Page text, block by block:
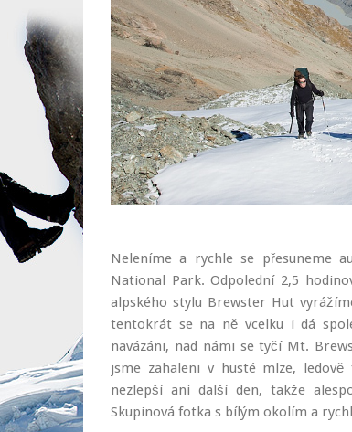
Neleníme a rychle se přesuneme
National Park. Odpolední 2,5
alpského stylu Brewster Hut
tentokrát se na ně vcelku i dá
navázáni, nad námi se tyčí Mt.
jsme zahaleni v husté mlze,
nezlepší ani další den, takže
Skupinová fotka s bílým okolím a